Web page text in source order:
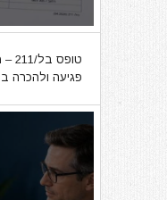
פגיעה ולהכרה